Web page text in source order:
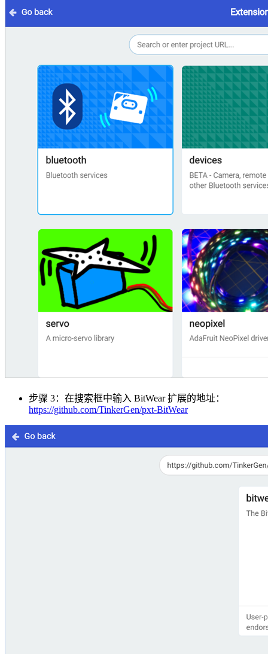
步骤 3：在搜索框中输入 BitWear 扩展的地址：
https://github.com/TinkerGen/pxt-BitWear